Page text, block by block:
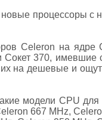
процессоры с
Celeron на
Сокет 370,
их на дешевые и
модели CPU для
667 MHz,